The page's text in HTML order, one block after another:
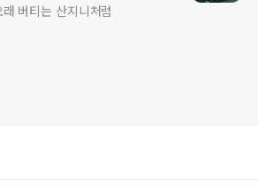
버티는 산지니처럼